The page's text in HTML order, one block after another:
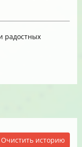
радостных
Очистить историю